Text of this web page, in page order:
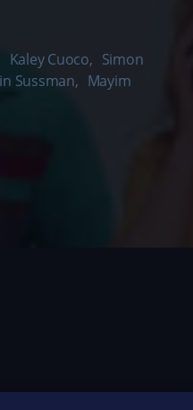
Kaley Cuoco, Simon
Sussman, Mayim